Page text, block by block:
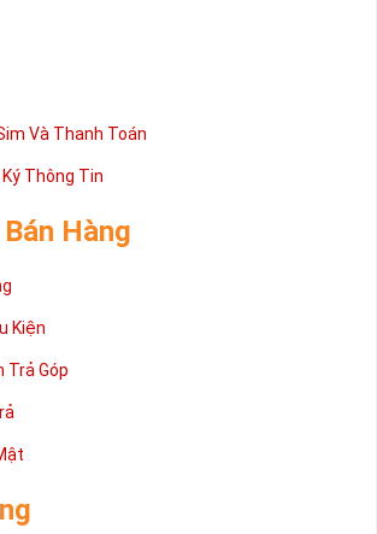
Và Thanh Toán
Thông Tin
Hàng
Kiện
Trả Góp